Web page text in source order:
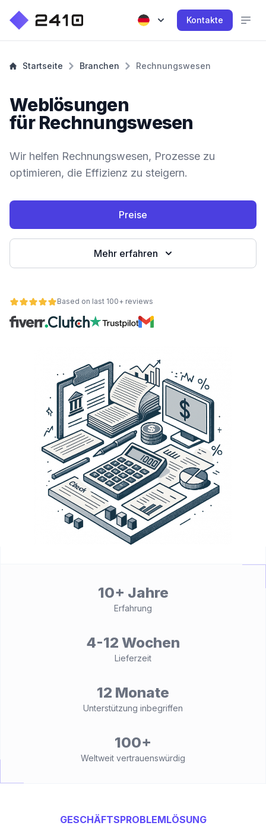
Kontakte
Startseite Branchen Rechnungswesen
Weblösungen
für Rechnungswesen
Wir helfen Rechnungswesen, Prozesse zu
optimieren, die Effizienz zu steigern.
Preise
Mehr erfahren
Based on last 100+ reviews
10+ Jahre
Erfahrung
4-12 Wochen
Lieferzeit
12 Monate
Unterstützung inbegriffen
100+
Weltweit vertrauenswürdig
GESCHÄFTSPROBLEMLÖSUNG